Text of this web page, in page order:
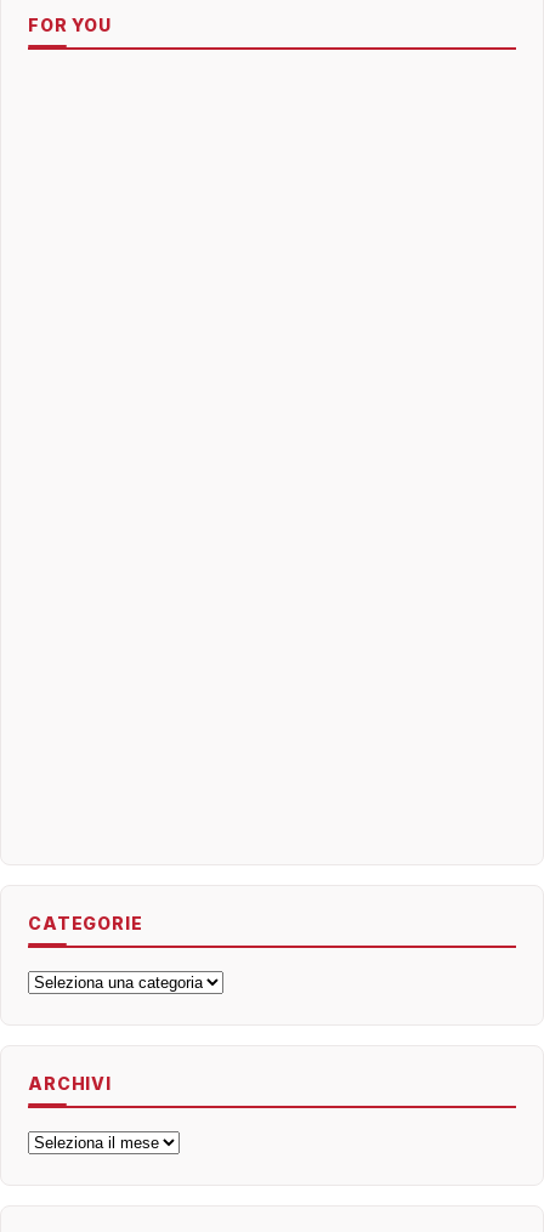
FOR YOU
CATEGORIE
Categorie
ARCHIVI
Archivi